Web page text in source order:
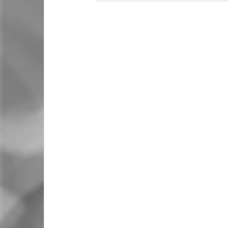
(CGT en Ericsson, Madrid)